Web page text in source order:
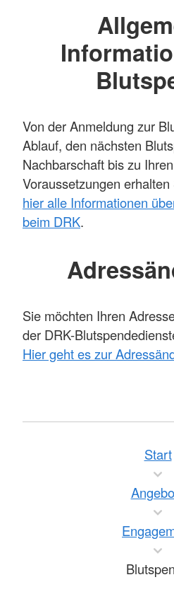
Von der Anmeldung zur
Ablauf, den nächsten
Nachbarschaft bis zu
Voraussetzungen erhalten
hier alle Informationen
beim DRK.
Sie möchten Ihren
der DRK-
Hier geht es zur
Start